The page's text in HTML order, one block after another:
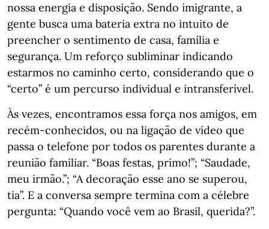
nossa energia e disposição. Sendo imigrante, a
gente busca uma bateria extra no intuito de
preencher o sentimento de casa, família e
segurança. Um reforço subliminar indicando
estarmos no caminho certo, considerando que o
“certo” é um percurso individual e intransferível.
Às vezes, encontramos essa força nos amigos, em
recém-conhecidos, ou na ligação de vídeo que
passa o telefone por todos os parentes durante a
reunião familiar. “Boas festas, primo!”; “Saudade,
meu irmão.”; “A decoração esse ano se superou,
tia”. E a conversa sempre termina com a célebre
pergunta: “Quando você vem ao Brasil, querida?”.